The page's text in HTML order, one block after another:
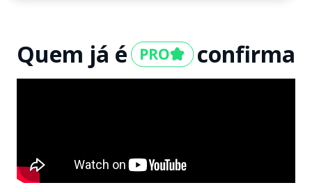
Quem já é confirma